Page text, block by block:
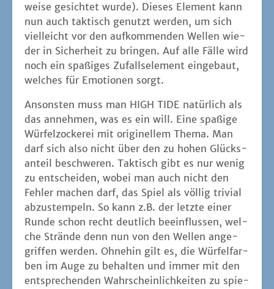
wei­se gesich­tet wur­de). Die­ses Ele­ment kann
nun auch tak­tisch genutzt wer­den, um sich
viel­leicht vor den auf­kom­men­den Wel­len wie­
der in Sicher­heit zu brin­gen. Auf alle Fäl­le wird
noch ein spa­ßi­ges Zufalls­ele­ment ein­ge­baut,
wel­ches für Emo­tio­nen sorgt.
Ansons­ten muss man HIGH TIDE natür­lich als
das anneh­men, was es ein will. Eine spa­ßi­ge
Wür­fel­zo­cke­rei mit ori­gi­nel­lem The­ma. Man
darf sich also nicht über den zu hohen Glücks­
an­teil beschwe­ren. Tak­tisch gibt es nur wenig
zu ent­schei­den, wobei man auch nicht den
Feh­ler machen darf, das Spiel als völ­lig tri­vi­al
abzu­stem­peln. So kann z.B. der letz­te einer
Run­de schon recht deut­lich beein­flus­sen, wel­
che Strän­de denn nun von den Wel­len ange­
grif­fen wer­den. Ohne­hin gilt es, die Wür­fel­far­
ben im Auge zu behal­ten und immer mit den
ent­spre­chen­den Wahr­schein­lich­kei­ten zu spie­